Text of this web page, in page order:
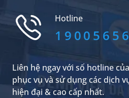
Hotline
Liên hệ ngay với số hotline
phục vụ và sử dụng các dịch
hiện đại & cao cấp nhất.